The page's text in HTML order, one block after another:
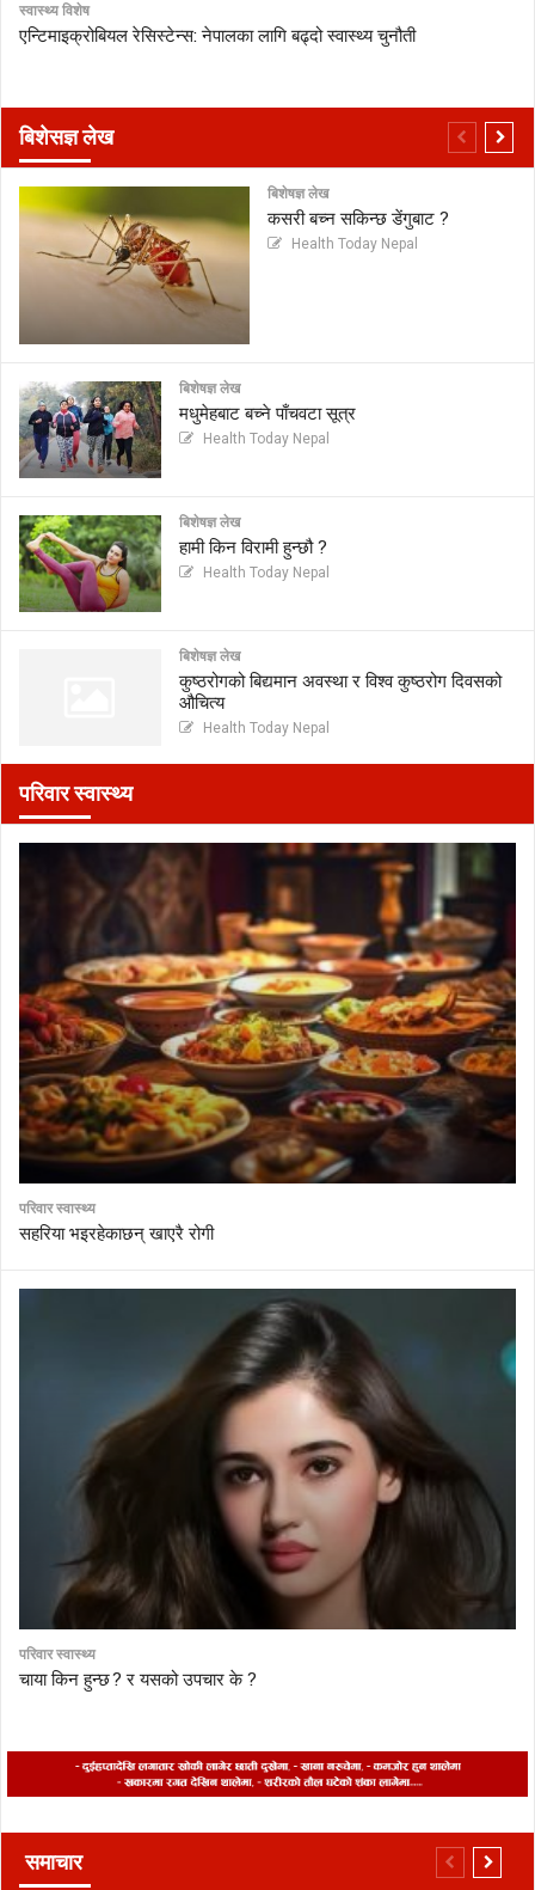
स्वास्थ्य विशेष
एन्टिमाइक्रोबियल रेसिस्टेन्स: नेपालका लागि बढ्दो स्वास्थ्य चुनौती
बिशेसज्ञ लेख
बिशेषज्ञ लेख
कसरी बच्न सकिन्छ डेंगुबाट ?
Health Today Nepal
बिशेषज्ञ लेख
मधुमेहबाट बच्ने पाँचवटा सूत्र
Health Today Nepal
बिशेषज्ञ लेख
हामी किन विरामी हुन्छौ ?
Health Today Nepal
बिशेषज्ञ लेख
कुष्ठरोगको बिद्यमान अवस्था र विश्व कुष्ठरोग दिवसको
औचित्य
Health Today Nepal
परिवार स्वास्थ्य
परिवार स्वास्थ्य
सहरिया भइरहेकाछन् खाएरै रोगी
परिवार स्वास्थ्य
चाया किन हुन्छ ? र यसको उपचार के ?
समाचार